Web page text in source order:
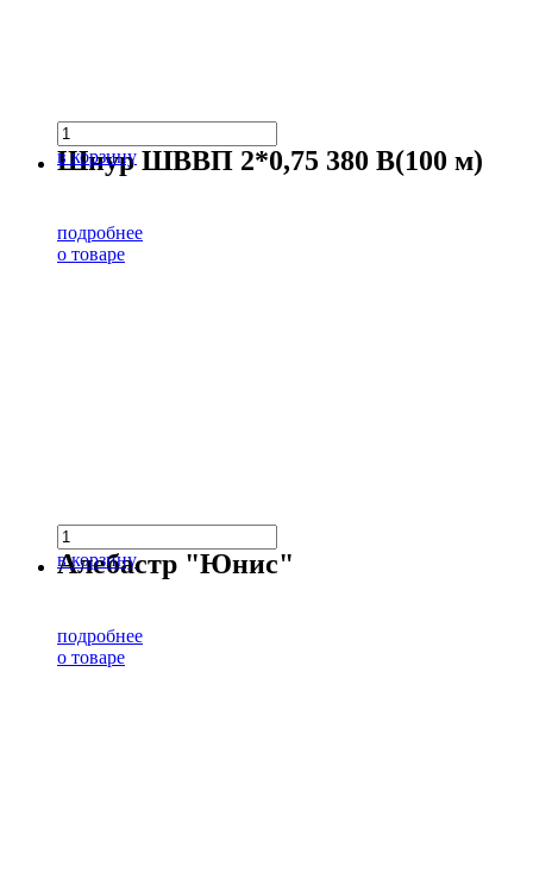
в корзину
Шнур ШВВП 2*0,75 380 В(100 м)
подробнее
о товаре
в корзину
Алебастр "Юнис"
подробнее
о товаре